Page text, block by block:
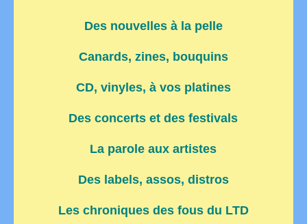
Des nouvelles à la pelle
Canards, zines, bouquins
CD, vinyles, à vos platines
Des concerts et des festivals
La parole aux artistes
Des labels, assos, distros
Les chroniques des fous du LTD